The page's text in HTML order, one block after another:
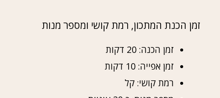
זמן הכנת המתכון, רמת קושי ומספר מנות
זמן הכנה: 20 דקות
זמן אפייה: 10 דקות
רמת קושי: קל